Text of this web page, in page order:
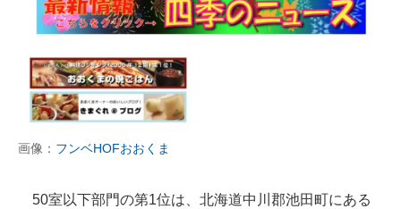
画像： フンベHOFおおくま
50室以下部門の第1位は、北海道中川郡池田町にある